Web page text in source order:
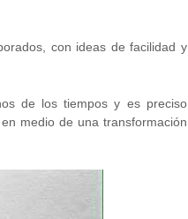
con ideas de facilidad y
de los tiempos y es preciso
en medio de una transformación